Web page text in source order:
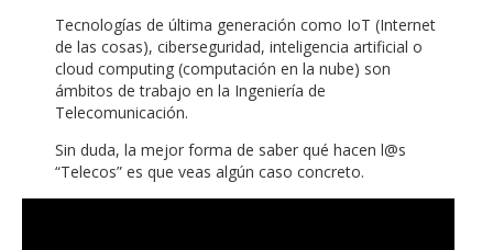
Tecnologías de última generación como IoT (Internet
de las cosas), ciberseguridad, inteligencia artificial o
cloud computing (computación en la nube) son
ámbitos de trabajo en la Ingeniería de
Telecomunicación.
Sin duda, la mejor forma de saber qué hacen l@s
“Telecos” es que veas algún caso concreto.